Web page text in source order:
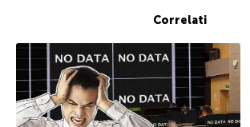
Correlati